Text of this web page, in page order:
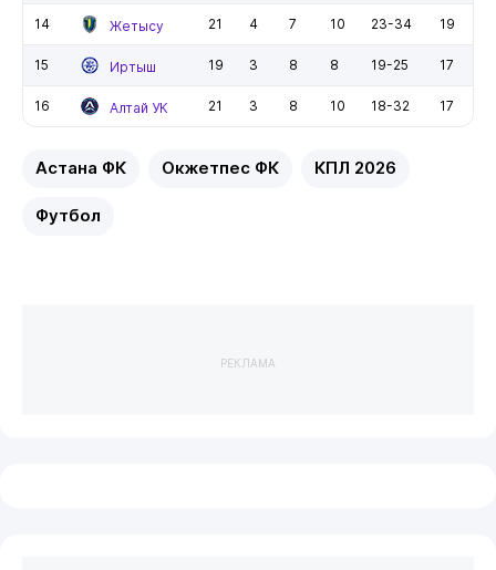
14 Жетысу 21 4 7 10 23-34 19
15 Иртыш 19 3 8 8 19-25 17
16 Алтай УК 21 3 8 10 18-32 17
Астана ФК Окжетпес ФК КПЛ 2026
Футбол
РЕКЛАМА